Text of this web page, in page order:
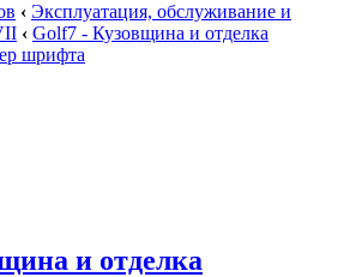
‹ Эксплуатация, обслуживание и
‹ Golf7 - Кузовщина и отделка
шрифта
и отделка